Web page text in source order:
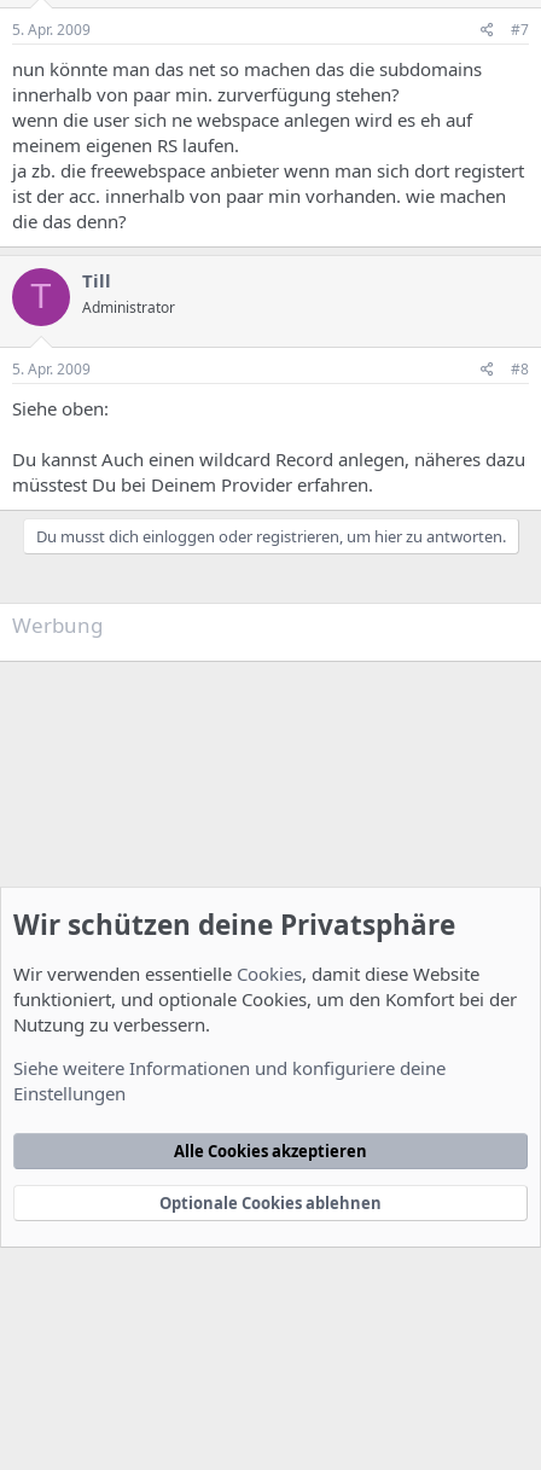
5. Apr. 2009 #7
nun könnte man das net so machen das die subdomains
innerhalb von paar min. zurverfügung stehen?
wenn die user sich ne webspace anlegen wird es eh auf
meinem eigenen RS laufen.
ja zb. die freewebspace anbieter wenn man sich dort registert
ist der acc. innerhalb von paar min vorhanden. wie machen
die das denn?
T Till
Administrator
5. Apr. 2009 #8
Siehe oben:
Du kannst Auch einen wildcard Record anlegen, näheres dazu
müsstest Du bei Deinem Provider erfahren.
Du musst dich einloggen oder registrieren, um hier zu antworten.
Werbung
Nutzungsbedingungen Datenschutzerklärung
Startseite
e
Community platform by XenForo® © 2010-2022 XenForo Ltd.
xenDach©2010-2014
Wir schützen deine Privatsphäre
Wir verwenden essentielle Cookies, damit diese Website
funktioniert, und optionale Cookies, um den Komfort bei der
Nutzung zu verbessern.
Siehe weitere Informationen und konfiguriere deine
Einstellungen
Alle Cookies akzeptieren
Optionale Cookies ablehnen